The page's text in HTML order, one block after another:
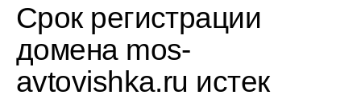
Срок регистрации
домена mos-
avtovishka.ru истек